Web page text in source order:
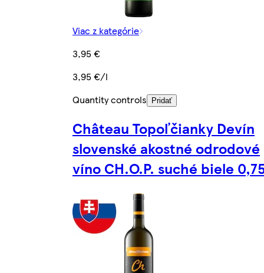
Viac z kategórie
3,95 €
3,95 €/l
Quantity controls
Pridať
Château Topoľčianky Devín
slovenské akostné odrodové
víno CH.O.P. suché biele